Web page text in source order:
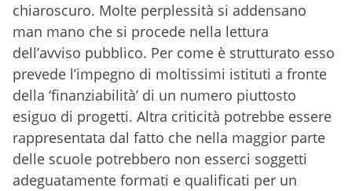
chiaroscuro. Molte perplessità si addensano
man mano che si procede nella lettura
dell’avviso pubblico. Per come è strutturato esso
prevede l’impegno di moltissimi istituti a fronte
della ‘finanziabilità’ di un numero piuttosto
esiguo di progetti. Altra criticità potrebbe essere
rappresentata dal fatto che nella maggior parte
delle scuole potrebbero non esserci soggetti
adeguatamente formati e qualificati per un